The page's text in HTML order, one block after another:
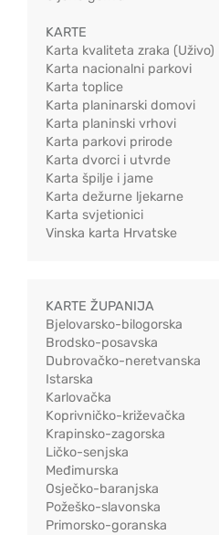
KARTE
Karta kvaliteta zraka (Uživo)
Karta nacionalni parkovi
Karta toplice
Karta planinarski domovi
Karta planinski vrhovi
Karta parkovi prirode
Karta dvorci i utvrde
Karta špilje i jame
Karta dežurne ljekarne
Karta svjetionici
Vinska karta Hrvatske
KARTE ŽUPANIJA
Bjelovarsko-bilogorska
Brodsko-posavska
Dubrovačko-neretvanska
Istarska
Karlovačka
Koprivničko-križevačka
Krapinsko-zagorska
Ličko-senjska
Međimurska
Osječko-baranjska
Požeško-slavonska
Primorsko-goranska